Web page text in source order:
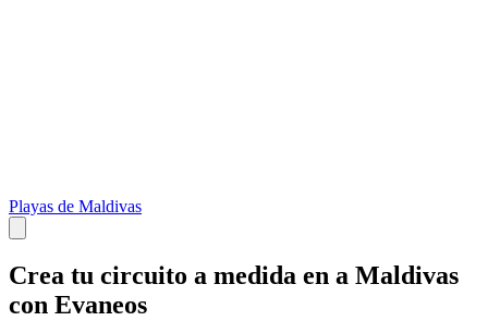
Playas de Maldivas
Crea tu circuito a medida en a Maldivas
con Evaneos